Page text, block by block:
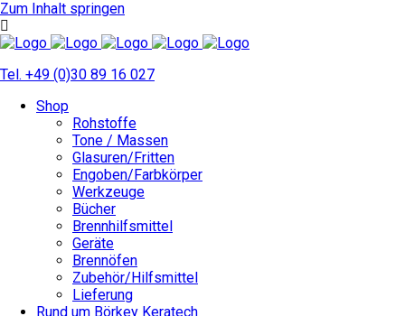
Zum Inhalt springen
Tel. +49 (0)30 89 16 027
Shop
Rohstoffe
Tone / Massen
Glasuren/Fritten
Engoben/Farbkörper
Werkzeuge
Bücher
Brennhilfsmittel
Geräte
Brennöfen
Zubehör/Hilfsmittel
Lieferung
Rund um Börkey Keratech